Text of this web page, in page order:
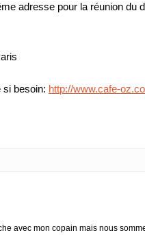
adresse pour la réunion du
si besoin: http://www.cafe-
avec mon copain mais nous